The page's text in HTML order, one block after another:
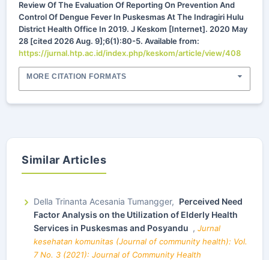
Review Of The Evaluation Of Reporting On Prevention And
Control Of Dengue Fever In Puskesmas At The Indragiri Hulu
District Health Office In 2019. J Keskom [Internet]. 2020 May
28 [cited 2026 Aug. 9];6(1):80-5. Available from:
https://jurnal.htp.ac.id/index.php/keskom/article/view/408
MORE CITATION FORMATS
Similar Articles
Della Trinanta Acesania Tumangger, Perceived Need
Factor Analysis on the Utilization of Elderly Health
Services in Puskesmas and Posyandu , Jurnal
kesehatan komunitas (Journal of community health): Vol.
7 No. 3 (2021): Journal of Community Health